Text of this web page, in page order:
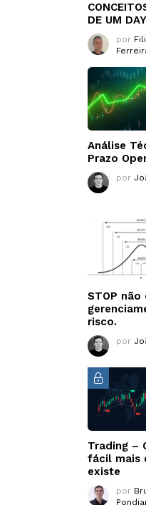
DE UM
por
Análise
Prazo
por
STOP não
risco.
por
Trading –
fácil mais
existe
por